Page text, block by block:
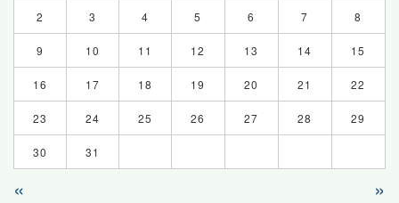
2 3 4 5 6 7 8
9 10 11 12 13 14 15
16 17 18 19 20 21 22
23 24 25 26 27 28 29
30 31
« »